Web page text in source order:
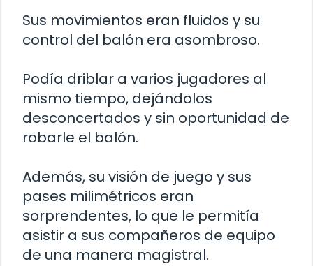
Sus movimientos eran fluidos y su
control del balón era asombroso.
Podía driblar a varios jugadores al
mismo tiempo, dejándolos
desconcertados y sin oportunidad de
robarle el balón.
Además, su visión de juego y sus
pases milimétricos eran
sorprendentes, lo que le permitía
asistir a sus compañeros de equipo
de una manera magistral.